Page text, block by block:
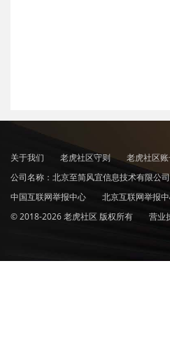
关于我们 老虎社区守则 老虎社区
公司名称：北京至简风宜信息技术有限公司
中国互联网举报中心
北京互联网举报
© 2018-2026 老虎社区 版权所有
营业